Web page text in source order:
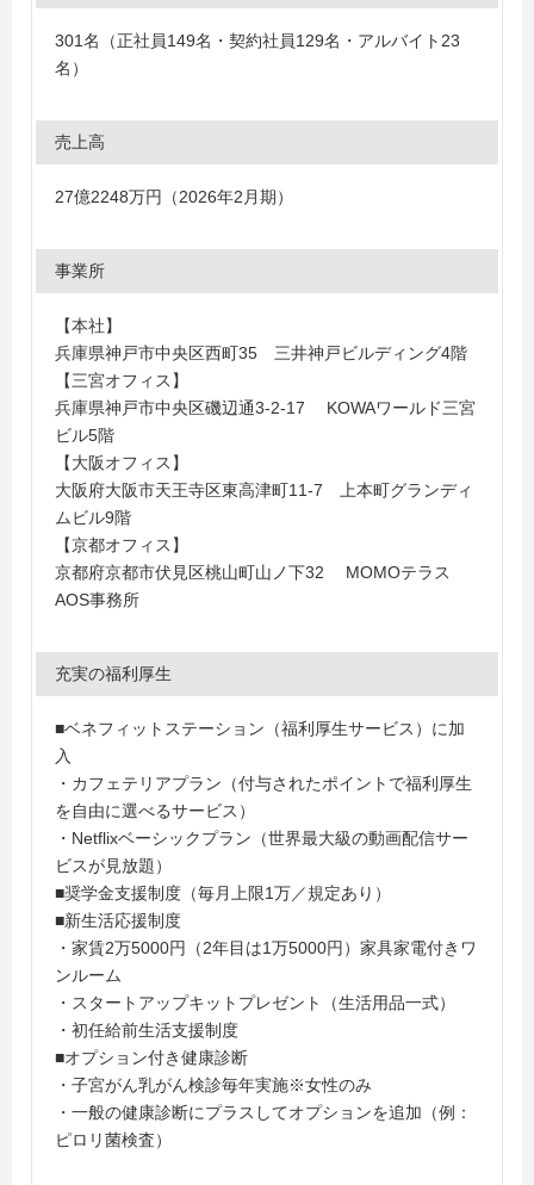
301名（正社員149名・契約社員129名・アルバイト23
名）
売上高
27億2248万円（2026年2月期）
事業所
【本社】
兵庫県神戸市中央区西町35 三井神戸ビルディング4階
【三宮オフィス】
兵庫県神戸市中央区磯辺通3-2-17 KOWAワールド三宮
ビル5階
【大阪オフィス】
大阪府大阪市天王寺区東高津町11-7 上本町グランディ
ムビル9階
【京都オフィス】
京都府京都市伏見区桃山町山ノ下32 MOMOテラス
AOS事務所
充実の福利厚生
■ベネフィットステーション（福利厚生サービス）に加
入
・カフェテリアプラン（付与されたポイントで福利厚生
を自由に選べるサービス）
・Netflixベーシックプラン（世界最大級の動画配信サー
ビスが見放題）
■奨学金支援制度（毎月上限1万／規定あり）
■新生活応援制度
・家賃2万5000円（2年目は1万5000円）家具家電付きワ
ンルーム
・スタートアップキットプレゼント（生活用品一式）
・初任給前生活支援制度
■オプション付き健康診断
・子宮がん乳がん検診毎年実施※女性のみ
・一般の健康診断にプラスしてオプションを追加（例：
ピロリ菌検査）